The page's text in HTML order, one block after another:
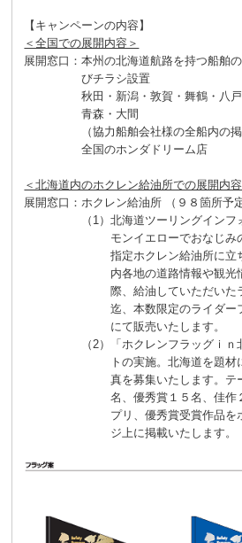
【キャンペーンの内容】
＜全国での展開内容＞
展開窓口 ：本州の北海道航路を持つ船舶
びチラシ設置
秋田・新潟・敦賀・舞鶴・八
青森・大間
（協力船舶会社様の全船内の
全国のホンダドリーム店
＜北海道内のホクレン給油所での展開内容
展開窓口 ： ホクレン給油所 （９８箇所予定
（1）北海道ツーリングインフ
モンイエローでおなじ
指定ホクレン給油所に立
内各地の道路情報や観
際、給油していただいた
迄、本数限定のライダー
にて販売いたします。
（2）
「ホクレンフラッグｉ
トの実施。北海道を題
真を募集いたします。テ
名、優秀賞１５名、佳作
プリ、優秀賞受賞作品を
ジ上に掲載いたします。